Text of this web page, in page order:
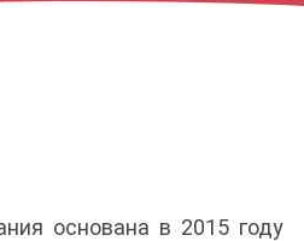
основана в 2015 году